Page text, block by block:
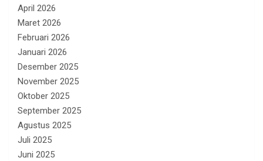
April 2026
Maret 2026
Februari 2026
Januari 2026
Desember 2025
November 2025
Oktober 2025
September 2025
Agustus 2025
Juli 2025
Juni 2025